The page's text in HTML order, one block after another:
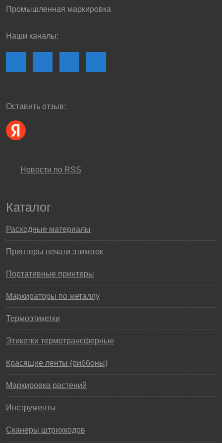
Промышленная маркировка
Наши каналы:
Оставить отзыв:
Новости по RSS
Каталог
Расходные материалы
Принтеры печати этикеток
Портативные принтеры
Маркираторы по металлу
Термоэтикетки
Этикетки термотрансферные
Красящие ленты (риббоны)
Маркировка растений
Инструменты
Сканеры штрихкодов